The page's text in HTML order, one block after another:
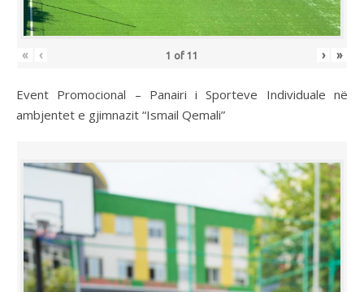
« ‹ 1 of 11 › »
Event Promocional – Panairi i Sporteve Individuale në
ambjentet e gjimnazit “Ismail Qemali”